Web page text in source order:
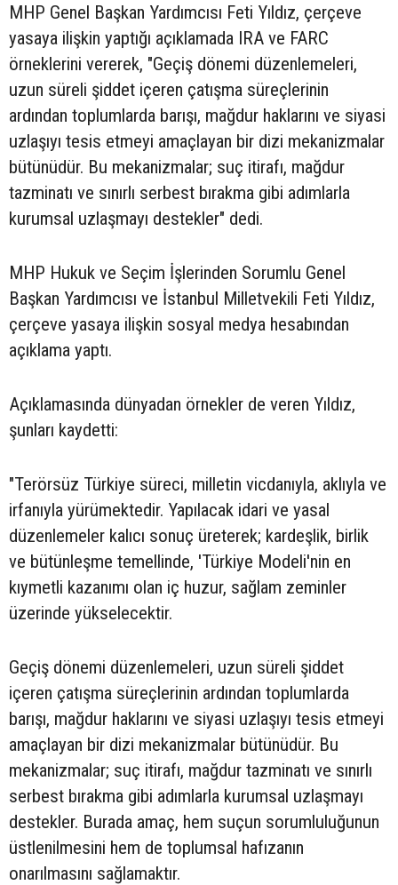
MHP Genel Başkan Yardımcısı Feti Yıldız, çerçeve
yasaya ilişkin yaptığı açıklamada IRA ve FARC
örneklerini vererek, "Geçiş dönemi düzenlemeleri,
uzun süreli şiddet içeren çatışma süreçlerinin
ardından toplumlarda barışı, mağdur haklarını ve siyasi
uzlaşıyı tesis etmeyi amaçlayan bir dizi mekanizmalar
bütünüdür. Bu mekanizmalar; suç itirafı, mağdur
tazminatı ve sınırlı serbest bırakma gibi adımlarla
kurumsal uzlaşmayı destekler" dedi.
MHP Hukuk ve Seçim İşlerinden Sorumlu Genel
Başkan Yardımcısı ve İstanbul Milletvekili Feti Yıldız,
çerçeve yasaya ilişkin sosyal medya hesabından
açıklama yaptı.
Açıklamasında dünyadan örnekler de veren Yıldız,
şunları kaydetti:
"Terörsüz Türkiye süreci, milletin vicdanıyla, aklıyla ve
irfanıyla yürümektedir. Yapılacak idari ve yasal
düzenlemeler kalıcı sonuç üreterek; kardeşlik, birlik
ve bütünleşme temellinde, 'Türkiye Modeli'nin en
kıymetli kazanımı olan iç huzur, sağlam zeminler
üzerinde yükselecektir.
Geçiş dönemi düzenlemeleri, uzun süreli şiddet
içeren çatışma süreçlerinin ardından toplumlarda
barışı, mağdur haklarını ve siyasi uzlaşıyı tesis etmeyi
amaçlayan bir dizi mekanizmalar bütünüdür. Bu
mekanizmalar; suç itirafı, mağdur tazminatı ve sınırlı
serbest bırakma gibi adımlarla kurumsal uzlaşmayı
destekler. Burada amaç, hem suçun sorumluluğunun
üstlenilmesini hem de toplumsal hafızanın
onarılmasını sağlamaktır.